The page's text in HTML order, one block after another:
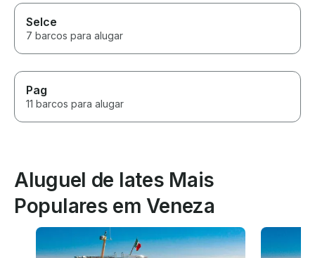
Selce
7 barcos para alugar
Pag
11 barcos para alugar
Aluguel de Iates Mais
Populares em Veneza